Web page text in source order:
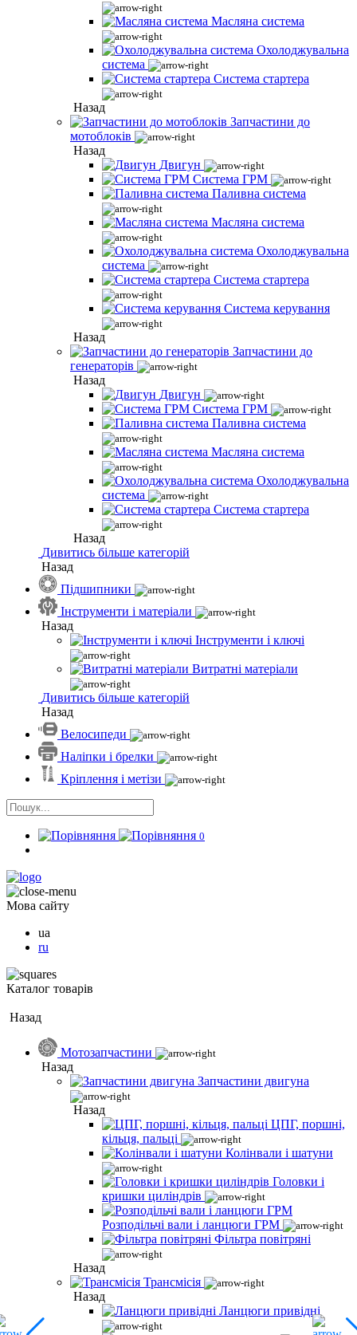
Масляна система
Охолоджувальна
система
Система стартера
Назад
Запчастини до
мотоблоків
Назад
Двигун
Система ГРМ
Паливна система
Масляна система
Охолоджувальна
система
Система стартера
Система керування
Назад
Запчастини до
генераторів
Назад
Двигун
Система ГРМ
Паливна система
Масляна система
Охолоджувальна
система
Система стартера
Назад
Дивитись більше категорій
Назад
Підшипники
Інструменти і матеріали
Назад
Інструменти і ключі
Витратні матеріали
Дивитись більше категорій
Назад
Велосипеди
Наліпки і брелки
Кріплення і метізи
0
Мова сайту
ua
ru
Каталог товарів
Назад
Мотозапчастини
Назад
Запчастини двигуна
Назад
ЦПГ, поршні,
кільця, пальці
Колінвали і шатуни
Головки і
кришки циліндрів
Розподільчі вали і ланцюги ГРМ
Фільтра повітряні
Назад
Трансмісія
Назад
Ланцюги привідні